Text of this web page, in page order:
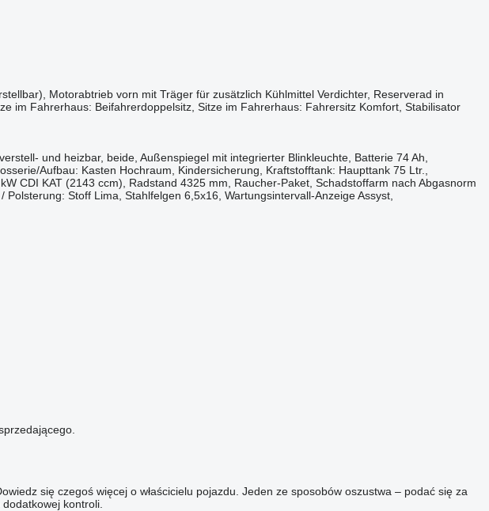
Motorabtrieb vorn mit Träger für zusätzlich Kühlmittel Verdichter, Reserverad in
im Fahrerhaus: Beifahrerdoppelsitz, Sitze im Fahrerhaus: Fahrersitz Komfort, Stabilisator
und heizbar, beide, Außenspiegel mit integrierter Blinkleuchte, Batterie 74 Ah,
Aufbau: Kasten Hochraum, Kindersicherung, Kraftstofftank: Haupttank 75 Ltr.,
CDI KAT (2143 ccm), Radstand 4325 mm, Raucher-Paket, Schadstoffarm nach Abgasnorm
Stoff Lima, Stahlfelgen 6,5x16, Wartungsintervall-Anzeige Assyst,
się czegoś więcej o właścicielu pojazdu. Jeden ze sposobów oszustwa – podać się za
kontroli.